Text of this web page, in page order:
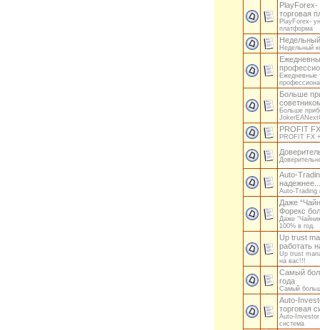
PlayForex-
торговая
PlayForex-
платформа
Недельный
Ежедневные
Больше
Больше
PROFIT
PROFIT FX
Auto-
надежнее...
Auto-Trading
Даже
Форекс
Даже
100% в год.
Up trust
работать
Up trust
на вас!!!
Самый
года
Самый
Auto-
торговая
Auto-Investor
система